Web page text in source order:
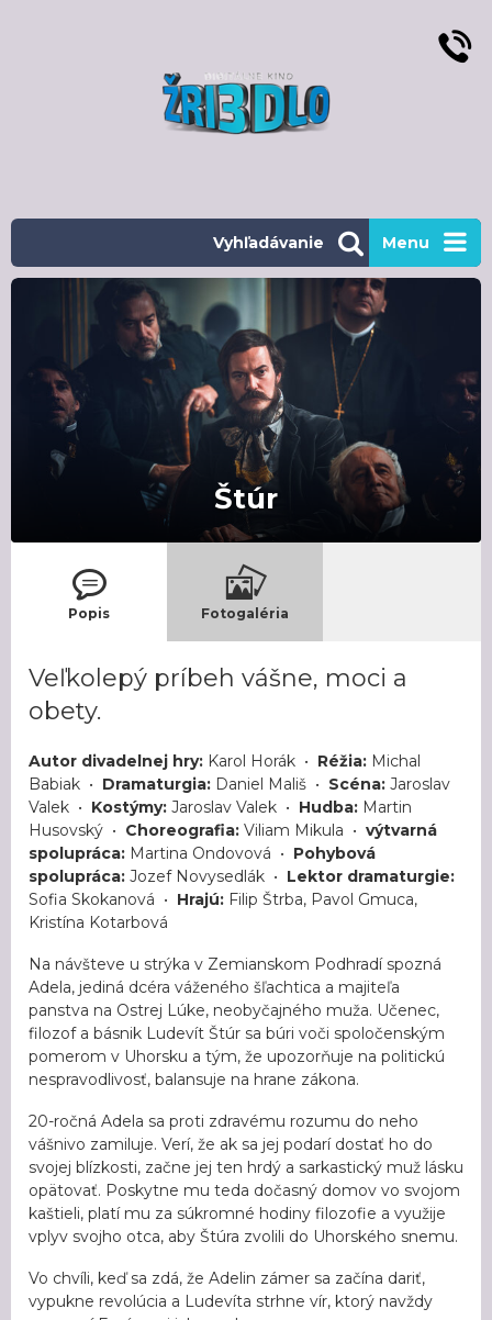
Menu
Vyhľadávanie
Štúr
Popis Fotogaléria
Veľkolepý príbeh vášne, moci a
obety.
Autor divadelnej hry: Karol Horák • Réžia: Michal
Babiak • Dramaturgia: Daniel Mališ • Scéna: Jaroslav
Valek • Kostýmy: Jaroslav Valek • Hudba: Martin
Husovský • Choreografia: Viliam Mikula • výtvarná
spolupráca: Martina Ondovová • Pohybová
spolupráca: Jozef Novysedlák • Lektor dramaturgie:
Sofia Skokanová • Hrajú: Filip Štrba, Pavol Gmuca,
Kristína Kotarbová
Na návšteve u strýka v Zemianskom Podhradí spozná
Adela, jediná dcéra váženého šľachtica a majiteľa
panstva na Ostrej Lúke, neobyčajného muža. Učenec,
filozof a básnik Ludevít Štúr sa búri voči spoločenským
pomerom v Uhorsku a tým, že upozorňuje na politickú
nespravodlivosť, balansuje na hrane zákona.
20-ročná Adela sa proti zdravému rozumu do neho
vášnivo zamiluje. Verí, že ak sa jej podarí dostať ho do
svojej blízkosti, začne jej ten hrdý a sarkastický muž lásku
opätovať. Poskytne mu teda dočasný domov vo svojom
kaštieli, platí mu za súkromné hodiny filozofie a využije
vplyv svojho otca, aby Štúra zvolili do Uhorského snemu.
Vo chvíli, keď sa zdá, že Adelin zámer sa začína dariť,
vypukne revolúcia a Ludevíta strhne vír, ktorý navždy